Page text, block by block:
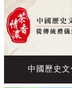
中國歷史文